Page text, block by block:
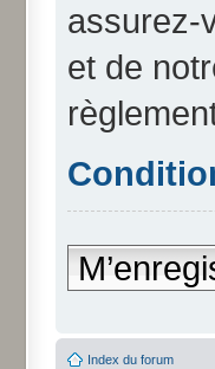
assurez-
et de
Index du forum